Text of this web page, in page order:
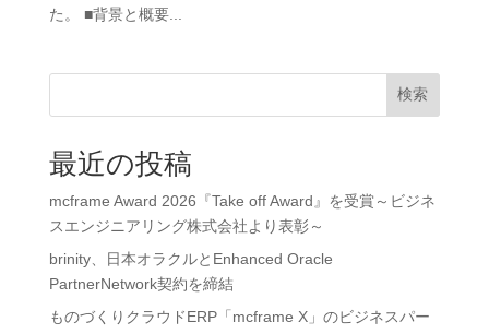
た。 ■背景と概要...
検索
最近の投稿
mcframe Award 2026『Take off Award』を受賞～ビジネ
スエンジニアリング株式会社より表彰～
brinity、日本オラクルとEnhanced Oracle
PartnerNetwork契約を締結
ものづくりクラウドERP「mcframe X」のビジネスパー